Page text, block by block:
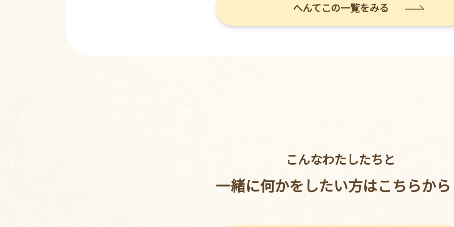
へんてこの一覧をみる
こんなわたしたちと
一緒に何かをしたい方はこちらか